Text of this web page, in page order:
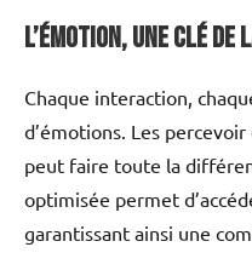
L’émotion, une clé
Chaque interaction,
d’émotions. Les
peut faire toute la
optimisée permet
garantissant ainsi une